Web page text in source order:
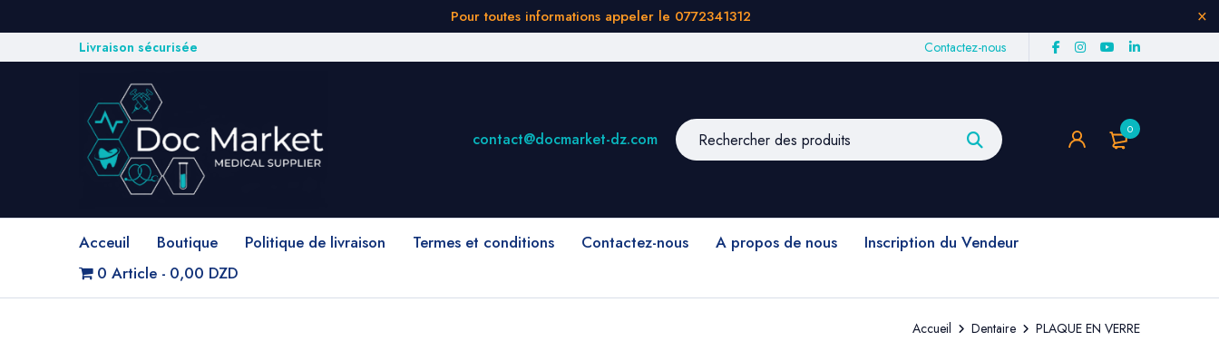
Pour toutes informations appeler le 0772341312
Livraison sécurisée Contactez-nous
0
contact@docmarket-dz.com
Acceuil Boutique Politique de livraison Termes et conditions Contactez-nous A propos de nous
Inscription du Vendeur
0 Article
0,00 DZD
Accueil Dentaire PLAQUE EN VERRE